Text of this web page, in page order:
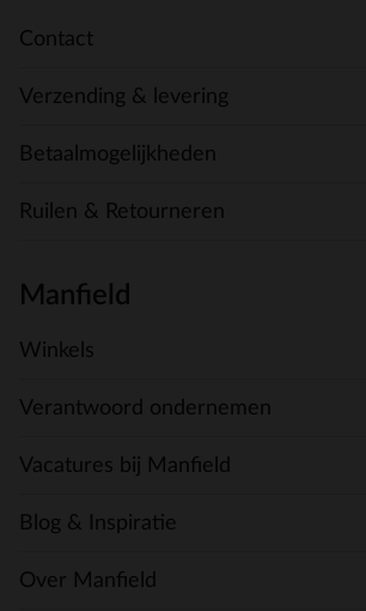
Contact
Verzending & levering
Betaalmogelijkheden
Ruilen & Retourneren
Manfield
Winkels
Verantwoord ondernemen
Vacatures bij Manfield
Blog & Inspiratie
Over Manfield